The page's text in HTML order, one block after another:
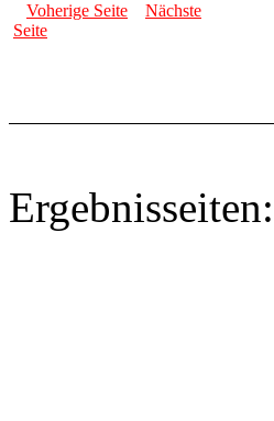
Voherige Seite
Nächste
Seite
Ergebnisseiten: